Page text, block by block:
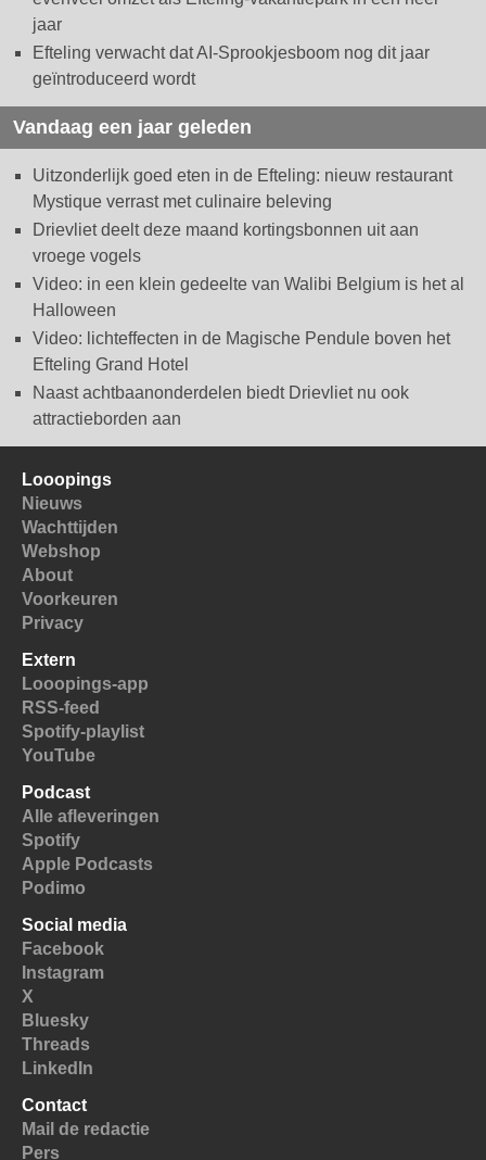
jaar
Efteling verwacht dat AI-Sprookjesboom nog dit jaar
geïntroduceerd wordt
Vandaag een jaar geleden
Uitzonderlijk goed eten in de Efteling: nieuw restaurant
Mystique verrast met culinaire beleving
Drievliet deelt deze maand kortingsbonnen uit aan
vroege vogels
Video: in een klein gedeelte van Walibi Belgium is het al
Halloween
Video: lichteffecten in de Magische Pendule boven het
Efteling Grand Hotel
Naast achtbaanonderdelen biedt Drievliet nu ook
attractieborden aan
Looopings
Nieuws
Wachttijden
Webshop
About
Voorkeuren
Privacy
Extern
Looopings-app
RSS-feed
Spotify-playlist
YouTube
Podcast
Alle afleveringen
Spotify
Apple Podcasts
Podimo
Social media
Facebook
Instagram
X
Bluesky
Threads
LinkedIn
Contact
Mail de redactie
Pers